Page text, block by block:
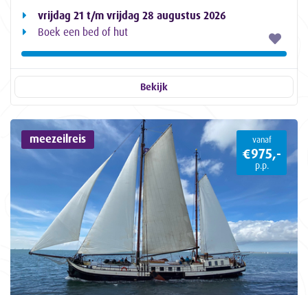
vrijdag 21 t/m vrijdag 28 augustus 2026
Boek een bed of hut
Bekijk
meezeilreis vanaf
€975,-
p.p.